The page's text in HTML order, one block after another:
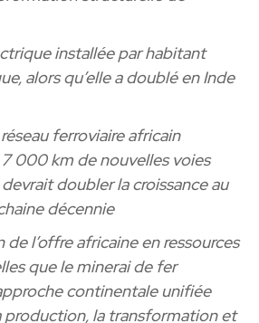
installée par habitant
alors qu’elle a doublé en Inde
ferroviaire africain
7 000 km de nouvelles voies
doubler la croissance au
décennie
de l’offre africaine en ressources
que le minerai de fer
continentale unifiée
production, la transformation et